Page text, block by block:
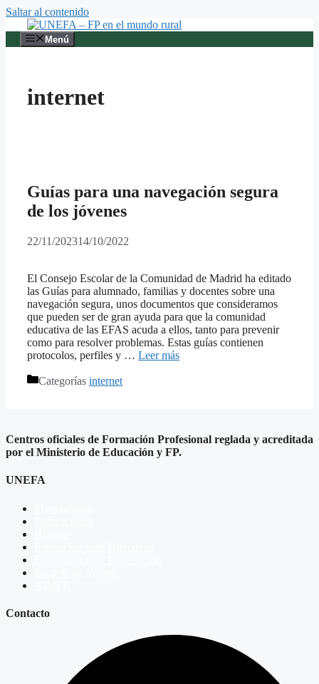
Saltar al contenido
Menú
internet
Guías para una navegación segura
de los jóvenes
22/11/202314/10/2022
El Consejo Escolar de la Comunidad de Madrid ha editado
las Guías para alumnado, familias y docentes sobre una
navegación segura, unos documentos que consideramos
que pueden ser de gran ayuda para que la comunidad
educativa de las EFAS acuda a ellos, tanto para prevenir
como para resolver problemas. Estas guías contienen
protocolos, perfiles y … Leer más
Categorías internet
Centros oficiales de Formación Profesional reglada y acreditada
por el Ministerio de Educación y FP.
UNEFA
Contacto